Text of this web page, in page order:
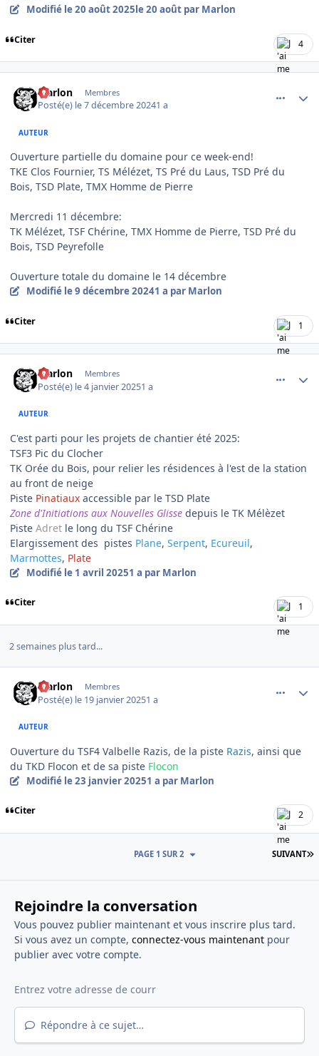
Modifié le 20 août 2025 le 20 aoûtpar Marlon
Citer 4
Marlon Membres
Posté(e) le 7 décembre 20241 a
AUTEUR
Ouverture partielle du domaine pour ce week-end!
TKE Clos Fournier, TS Mélézet, TS Pré du Laus, TSD Pré du
Bois, TSD Plate, TMX Homme de Pierre
Mercredi 11 décembre:
TK Mélézet, TSF Chérine, TMX Homme de Pierre, TSD Pré du
Bois, TSD Peyrefolle
Ouverture totale du domaine le 14 décembre
Modifié le 9 décembre 20241 a par Marlon
Citer 1
Marlon Membres
Posté(e) le 4 janvier 20251 a
AUTEUR
C'est parti pour les projets de chantier été 2025:
TSF3 Pic du Clocher
TK Orée du Bois, pour relier les résidences à l'est de la station
au front de neige
Piste Pinatiaux accessible par le TSD Plate
Zone d'Initiations aux Nouvelles Glisse depuis le TK Mélèzet
Piste Adret le long du TSF Chérine
Elargissement des pistes Plane, Serpent, Ecureuil,
Marmottes, Plate
Modifié le 1 avril 20251 a par Marlon
Citer 1
2 semaines plus tard...
Marlon Membres
Posté(e) le 19 janvier 20251 a
AUTEUR
Ouverture du TSF4 Valbelle Razis, de la piste Razis, ainsi que
du TKD Flocon et de sa piste Flocon
Modifié le 23 janvier 20251 a par Marlon
Citer 2
SUIVANT
PAGE 1 SUR 2
Rejoindre la conversation
Vous pouvez publier maintenant et vous inscrire plus tard.
Si vous avez un compte, connectez-vous maintenantpour
publier avec votre compte.
Répondre à ce sujet…